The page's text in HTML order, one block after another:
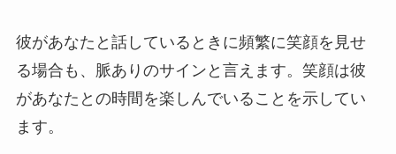
彼があなたと話しているときに頻繁に笑顔を見せ
る場合も、脈ありのサインと言えます。笑顔は彼
があなたとの時間を楽しんでいることを示してい
ます。